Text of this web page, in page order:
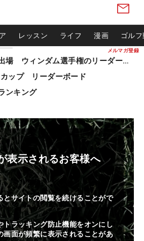
メルマガ登録
レッスン ライフ 漫画 ゴル
松山英樹ら出場 ウィンダム選手権のリーダーボード
ップ リーダーボード
ンキング
表示されるお客様へ
とサイトの閲覧を続けることがで
トラッキング防止機能をオンにし
画面が頻繁に表示されることがあ